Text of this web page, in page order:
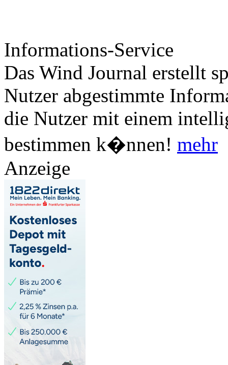
Informations-Service
Das Wind Journal erstellt
Nutzer abgestimmte
die Nutzer mit einem
bestimmen k�nnen! mehr
Anzeige